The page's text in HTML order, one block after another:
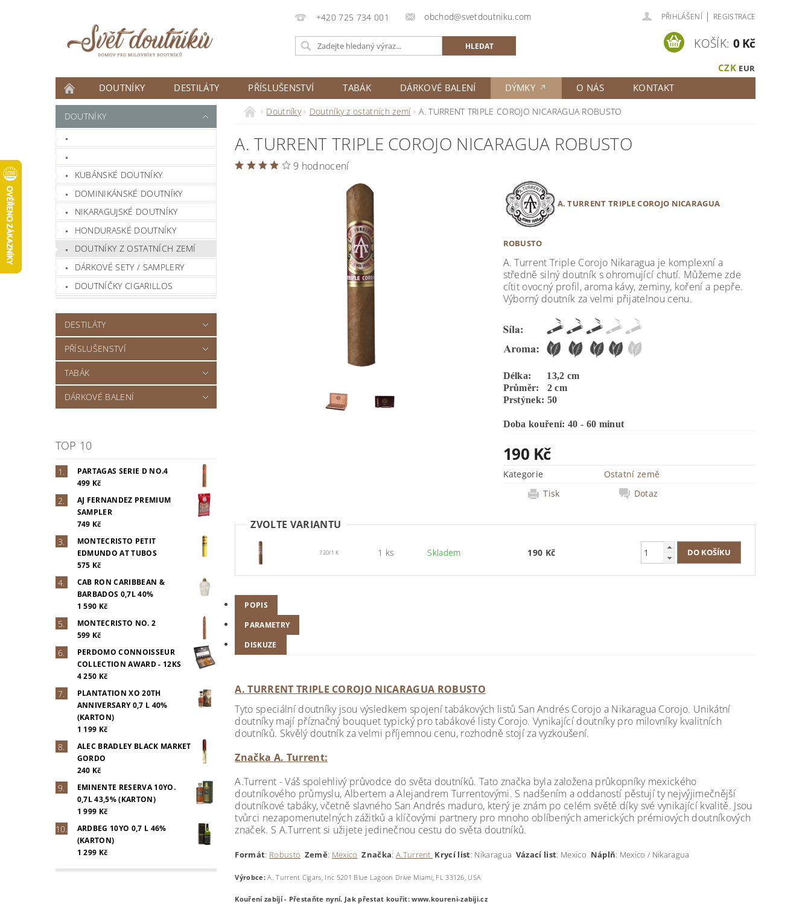
+420 725 734 001 obchod@svetdoutniku.com PŘIHLÁŠENÍ | REGISTRACE
CZK EUR
KOŠÍK: 0 Kč
DOUTNÍKY DESTILÁTY PŘÍSLUŠENSTVÍ TABÁK DÁRKOVÉ BALENÍ DÝMKY O NÁS
KONTAKT
ČLÁNKY
DOUTNÍKY
KUBÁNSKÉ DOUTNÍKY
DOMINIKÁNSKÉ DOUTNÍKY
NIKARAGUJSKÉ DOUTNÍKY
HONDURASKÉ DOUTNÍKY
DOUTNÍKY Z OSTATNÍCH ZEMÍ
DÁRKOVÉ SETY / SAMPLERY
DOUTNÍČKY CIGARILLOS
DESTILÁTY
PŘÍSLUŠENSTVÍ
TABÁK
DÁRKOVÉ BALENÍ
TOP 10
PARTAGAS SERIE D NO.4
499 Kč
AJ FERNANDEZ PREMIUM
SAMPLER
749 Kč
MONTECRISTO PETIT
EDMUNDO AT TUBOS
575 Kč
CAB RON CARIBBEAN &
BARBADOS 0,7L 40%
1 590 Kč
MONTECRISTO NO. 2
599 Kč
PERDOMO CONNOISSEUR
COLLECTION AWARD - 12KS
4 250 Kč
PLANTATION XO 20TH
ANNIVERSARY 0,7 L 40%
(KARTON)
1 199 Kč
ALEC BRADLEY BLACK MARKET
GORDO
240 Kč
EMINENTE RESERVA 10YO.
0,7L 43,5% (KARTON)
1 999 Kč
ARDBEG 10YO 0,7 L 46%
(KARTON)
1 299 Kč
Doutníky Doutníky z ostatních zemí A. TURRENT TRIPLE COROJO NICARAGUA ROBUSTO
A. TURRENT TRIPLE COROJO NICARAGUA ROBUSTO
9 hodnocení
A. TURRENT TRIPLE COROJO NICARAGUA
ROBUSTO
A. Turrent Triple Corojo Nikaragua je komplexní a
středně silný doutník s ohromující chutí. Můžeme zde
cítit ovocný profil, aroma kávy, zeminy, koření a pepře.
Výborný doutník za velmi přijatelnou cenu.
Délka: 13,2 cm
Průměr: 2 cm
Prstýnek: 50
Doba kouření: 40 - 60 minut
190 Kč
Kategorie
Ostatní země
Tisk
Dotaz
ZVOLTE VARIANTU
720/1 K 1 ks Skladem 190 Kč
POPIS
PARAMETRY
DISKUZE
A. TURRENT TRIPLE COROJO NICARAGUA ROBUSTO
Tyto speciální doutníky jsou výsledkem spojení tabákových listů San Andrés Corojo a Nikaragua Corojo. Unikátní
doutníky mají příznačný bouquet typický pro tabákové listy Corojo. Vynikající doutníky pro milovníky kvalitních
doutníků. Skvělý doutník za velmi příjemnou cenu, rozhodně stojí za vyzkoušení.
Značka A. Turrent:
A.Turrent - Váš spolehlivý průvodce do světa doutníků. Tato značka byla založena průkopníky mexického
doutníkového průmyslu, Albertem a Alejandrem Turrentovými. S nadšením a oddaností pěstují ty nejvýjimečnější
doutníkové tabáky, včetně slavného San Andrés maduro, který je znám po celém světě díky své vynikající kvalitě. Jsou
tvůrci nezapomenutelných zážitků a klíčovými partnery pro mnoho oblíbených amerických prémiových doutníkových
značek. S A.Turrent si užijete jedinečnou cestu do světa doutníků.
Formát: Robusto Země: Mexico Značka: A.Turrent Krycí list: Nikaragua Vázací list: Mexico Náplň: Mexico / Nikaragua
Výrobce:A. Turrent Cigars, Inc 5201 Blue Lagoon Drive Miami, FL 33126, USA
Kouření zabíjí - Přestaňte nyní. Jak přestat kouřit: www.koureni-zabiji.cz